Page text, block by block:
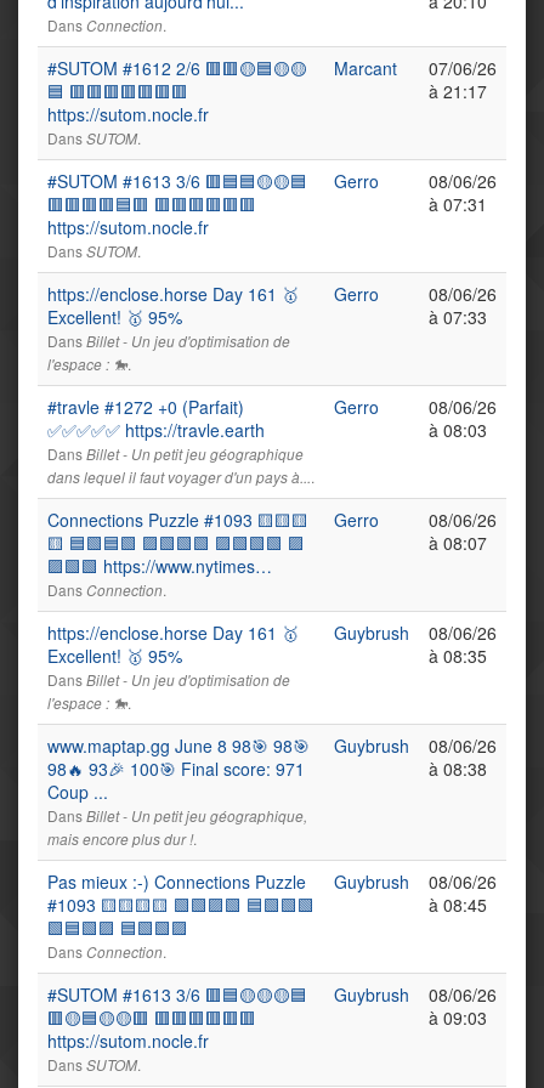
DansConnection.
#SUTOM #1612 2/6 🟥🟥🟡🟦🟡🟡
🟦 🟥🟥🟥🟥🟥🟥🟥
https://sutom.nocle.fr
DansSUTOM.
Marcant
07/06/26
à 21:17
#SUTOM #1613 3/6 🟥🟦🟦🟡🟡🟦
🟥🟥🟥🟥🟦🟥 🟥🟥🟥🟥🟥🟥
https://sutom.nocle.fr
DansSUTOM.
Gerro
08/06/26
à 07:31
https://enclose.horse Day 161 🥇
Excellent! 🥇 95%
DansBillet - Un jeu d'optimisation de
l'espace : 🐎.
Gerro
08/06/26
à 07:33
#travle #1272 +0 (Parfait)
✅✅✅✅✅ https://travle.earth
DansBillet - Un petit jeu géographique
dans lequel il faut voyager d'un pays à....
Gerro
08/06/26
à 08:03
Connections Puzzle #1093 🟨🟨🟨
🟨 🟦🟩🟦🟩 🟪🟩🟩🟩 🟪🟩🟩🟩 🟪
🟪🟩🟩 https://www.nytimes…
DansConnection.
Gerro
08/06/26
à 08:07
https://enclose.horse Day 161 🥇
Excellent! 🥇 95%
DansBillet - Un jeu d'optimisation de
l'espace : 🐎.
Guybrush
08/06/26
à 08:35
www.maptap.gg June 8 98🎯 98🎯
98🔥 93🎉 100🎯 Final score: 971
Coup ...
DansBillet - Un petit jeu géographique,
mais encore plus dur !.
Guybrush
08/06/26
à 08:38
Pas mieux :-) Connections Puzzle
#1093 🟨🟨🟨🟨 🟩🟩🟪🟩 🟦🟩🟩🟩
🟩🟦🟩🟪 🟦🟩🟩🟪
DansConnection.
Guybrush
08/06/26
à 08:45
#SUTOM #1613 3/6 🟥🟦🟡🟡🟡🟦
🟥🟡🟦🟡🟡🟥 🟥🟥🟥🟥🟥🟥
https://sutom.nocle.fr
DansSUTOM.
Guybrush
08/06/26
à 09:03